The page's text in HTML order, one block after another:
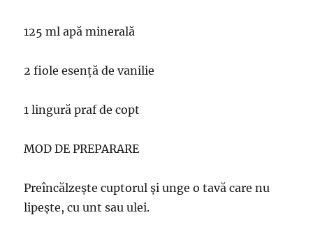
125 ml apă minerală
2 fiole esență de vanilie
1 lingură praf de copt
MOD DE PREPARARE
Preîncălzește cuptorul și unge o tavă care nu
lipește, cu unt sau ulei.